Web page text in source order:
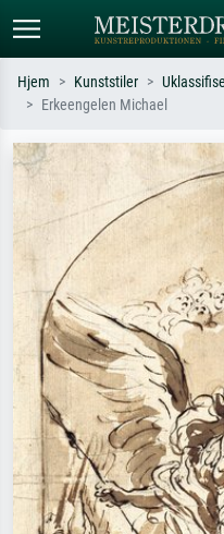
Søk etter kunstner, tittel eller stil –
eksempel Monet, Stjernenatt,
impresjonisme, Hokusai-bølgen, akt.
Hjem Kunststiler
Erkeengelen Michael